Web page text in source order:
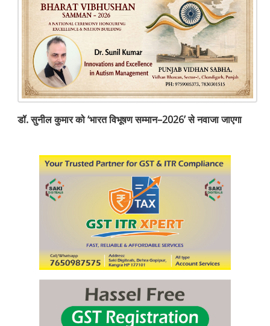
डॉ. सुनील कुमार को ‘भारत विभूषण सम्मान–2026’ से नवाजा जाएगा